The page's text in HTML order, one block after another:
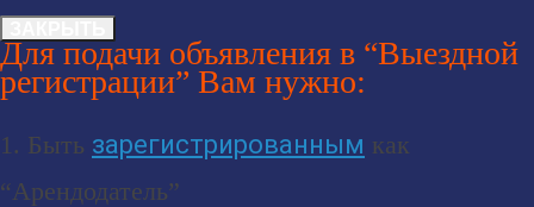
Для подачи объявления в “Выездной
регистрации” Вам нужно:
1. Быть зарегистрированным как
“Арендодатель”